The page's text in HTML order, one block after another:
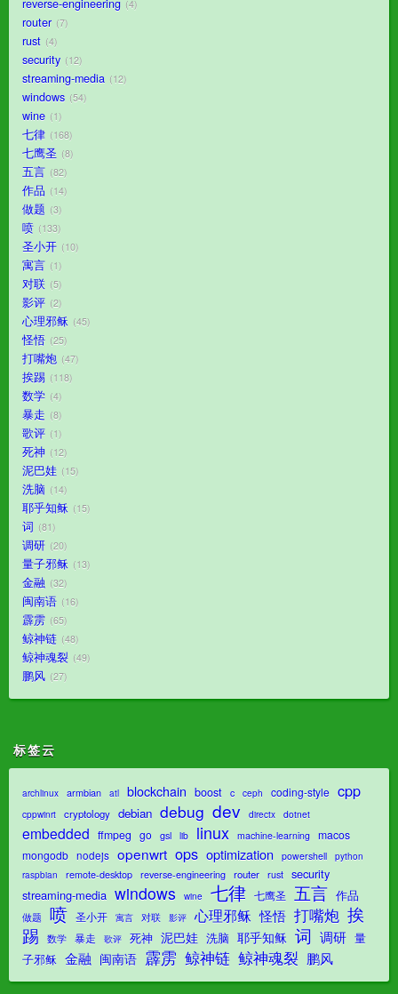
reverse-engineering 4
router 7
rust 4
security 12
streaming-media 12
windows 54
wine 1
七律 168
七鹰圣 8
五言 82
作品 14
做题 3
喷 133
圣小开 10
寓言 1
对联 5
影评 2
心理邪稣 45
怪悟 25
打嘴炮 47
挨踢 118
数学 4
暴走 8
歌评 1
死神 12
泥巴娃 15
洗脑 14
耶乎知稣 15
词 81
调研 20
量子邪稣 13
金融 32
闽南语 16
霹雳 65
鲸神链 48
鲸神魂裂 49
鹏风 27
标签云
archlinux armbian atl blockchain boost c ceph coding-style cpp
cppwinrt cryptology debian debug dev directx dotnet
embedded ffmpeg go gsl lib linux machine-learning macos
mongodb nodejs openwrt ops optimization powershell
python
raspbian
remote-desktop reverse-engineering router rust security
streaming-media windows wine 七律 七鹰圣 五言 作品
做题 喷 圣小开 寓言 对联 影评 心理邪稣 怪悟 打嘴炮 挨
踢
数学 暴走 歌评 死神 泥巴娃 洗脑 耶乎知稣 词 调研 量
子邪稣 金融 闽南语 霹雳 鲸神链 鲸神魂裂 鹏风